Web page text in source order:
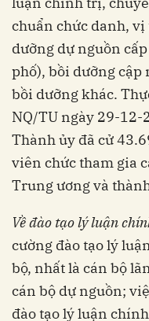
chuẩn chức danh,
dưỡng dự nguồn
phố), bồi dưỡng cập
bồi dưỡng khác.
NQ/TU ngày 29-12-
Thành ủy đã cử
viên chức tham gia
Trung ương và
Về đào tạo lý luận
cường đào tạo lý
bộ, nhất là cán bộ
cán bộ dự nguồn;
đào tạo lý luận